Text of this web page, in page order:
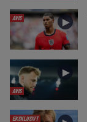
AVIS ►
AVIS
►
EKSKLUSIVT